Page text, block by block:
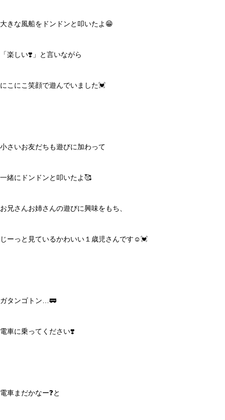
大きな風船をドンドンと叩いたよ😁
「楽しい❣️」と言いながら
にこにこ笑顔で遊んでいました💓
小さいお友だちも遊びに加わって
一緒にドンドンと叩いたよ🥰
お兄さんお姉さんの遊びに興味をもち、
じーっと見ているかわいい１歳児さんです☺️💓
ガタンゴトン…🚃
電車に乗ってください❣️
電車まだかなー❓と